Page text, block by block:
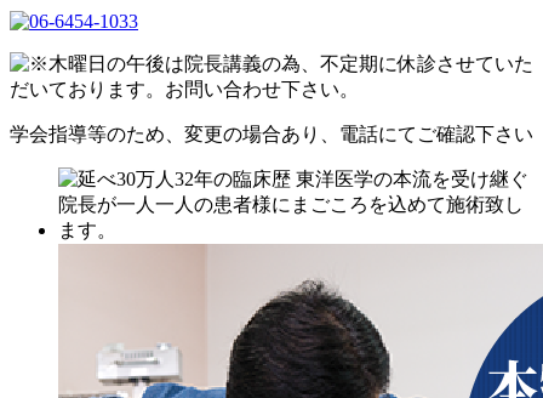
学会指導等のため、変更の場合あり、電話にてご確認下さい